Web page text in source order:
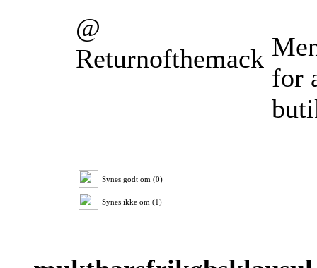
@
Returnofthemack
Synes godt om (0)
Synes ikke om (1)
for